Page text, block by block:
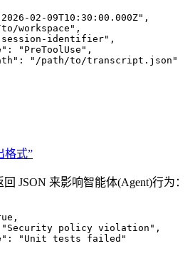
2026-02-09T10:30:00.000Z" ,
workspace " ,
session-identifier" ,
: " PreToolUse " ,
: " /path/to/transcript.json "
格式”
JSON 来影响智能体(Agent)行为：
,
" Security policy violation " ,
: " Unit tests failed "